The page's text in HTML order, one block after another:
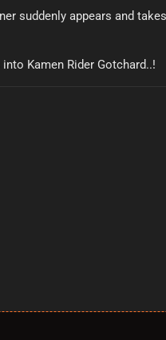
suddenly appears and
Kamen Rider Gotchard..!